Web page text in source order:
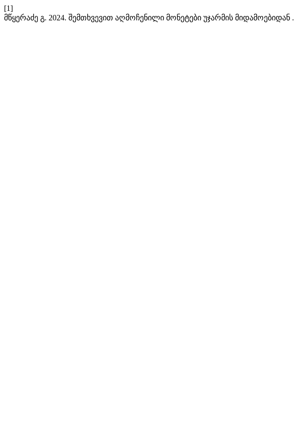
[1]
მწყერაძე გ. 2024. შემთხვევით აღმოჩენილი მონეტები უჯარმის მიდამოებიდან .